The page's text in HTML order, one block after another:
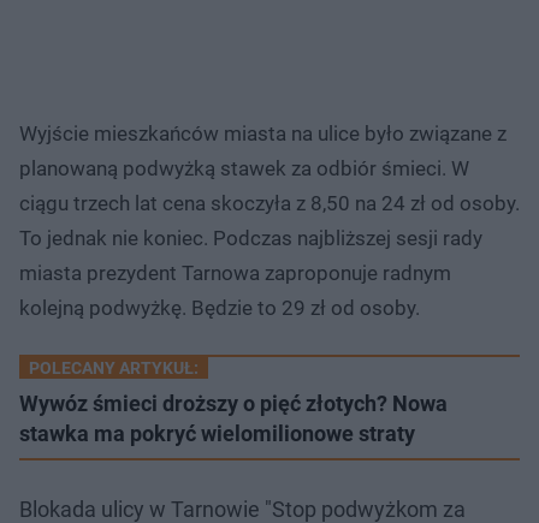
Wyjście mieszkańców miasta na ulice było związane z
planowaną podwyżką stawek za odbiór śmieci. W
ciągu trzech lat cena skoczyła z 8,50 na 24 zł od osoby.
To jednak nie koniec. Podczas najbliższej sesji rady
miasta prezydent Tarnowa zaproponuje radnym
kolejną podwyżkę. Będzie to 29 zł od osoby.
POLECANY ARTYKUŁ:
Wywóz śmieci droższy o pięć złotych? Nowa
stawka ma pokryć wielomilionowe straty
Blokada ulicy w Tarnowie "Stop podwyżkom za